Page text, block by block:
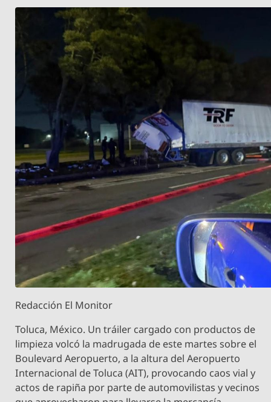
Redacción El Monitor
Toluca, México. Un tráiler cargado con productos de
limpieza volcó la madrugada de este martes sobre el
Boulevard Aeropuerto, a la altura del Aeropuerto
Internacional de Toluca (AIT), provocando caos vial y
actos de rapiña por parte de automovilistas y vecinos